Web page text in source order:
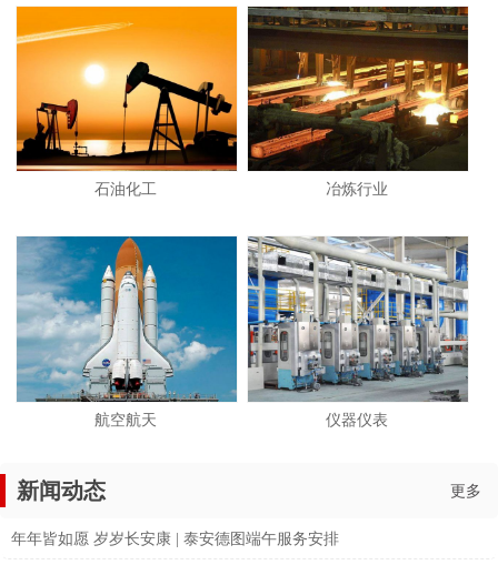
石油化工 冶炼行业
航空航天 仪器仪表
新闻动态 更多
年年皆如愿 岁岁长安康 | 泰安德图端午服务安排